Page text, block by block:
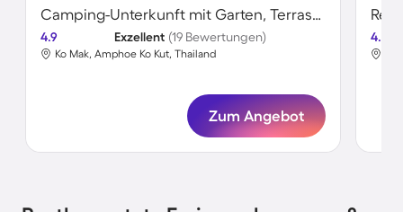
Camping-Unterkunft mit Garten, Terrasse und Grill | Gartenblick
4.9 Exzellent (19 Bewertungen)
Ko Mak, Amphoe Ko Kut, Thailand
Zum Angebot
4.2